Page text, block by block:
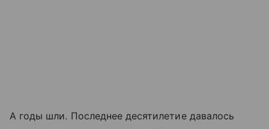
А годы шли. Последнее десятилетие давалось